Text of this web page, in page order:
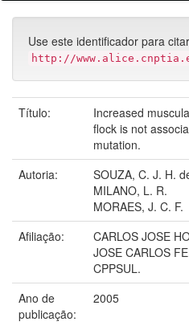
Use este identificador para
http://
Título:
Increased
flock is not
mutation.
Autoria:
SOUZA, C. J. H.
MILANO, L. R.
MORAES, J. C. F.
Afiliação:
CARLOS JOSE
JOSE CARLOS
CPPSUL.
Ano de
publicação:
2005